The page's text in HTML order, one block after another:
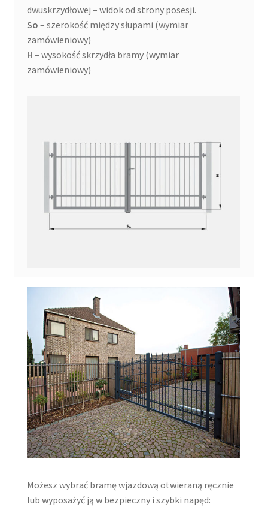
dwuskrzydłowej – widok od strony posesji.
So – szerokość między słupami (wymiar
zamówieniowy)
H – wysokość skrzydła bramy (wymiar
zamówieniowy)
Możesz wybrać bramę wjazdową otwieraną ręcznie
lub wyposażyć ją w bezpieczny i szybki napęd: